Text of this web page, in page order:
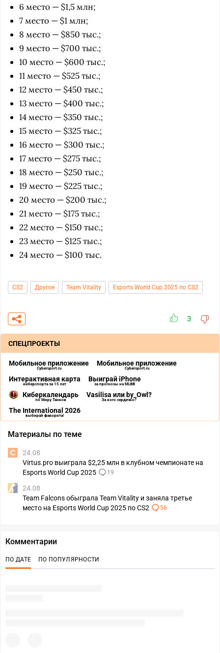
6 место — $1,5 млн;
7 место — $1 млн;
8 место — $850 тыс.;
9 место — $700 тыс.;
10 место — $600 тыс.;
11 место — $525 тыс.;
12 место — $450 тыс.;
13 место — $400 тыс.;
14 место — $350 тыс.;
15 место — $325 тыс.;
16 место — $300 тыс.;
17 место — $275 тыс.;
18 место — $250 тыс.;
19 место — $225 тыс.;
20 место — $200 тыс.;
21 место — $175 тыс.;
22 место — $150 тыс.;
23 место — $125 тыс.;
24 место — $100 тыс.
CS2 Другое Team Vitality Esports World Cup 2025 по CS2
3
СПЕЦПРОЕКТЫ
Мобильное приложение
Cybersport.ru
Мобильное приложение
Cybersport.ru
Интерактивная карта
киберспорта за 15 лет
Выиграй iPhone
за прогнозы на MLBB
Киберкалендарь
по Миру Танков
Vasilisa или by_Owl?
За кого сердечко?
The International 2026
выбирай фаворита!
Материалы по теме
24.08
Virtus.pro выиграла $2,25 млн в клубном чемпионате на
Esports World Cup 2025
19
24.08
Team Falcons обыграла Team Vitality и заняла третье
место на Esports World Cup 2025 по CS2
56
Комментарии
ПО ДАТЕ ПО ПОПУЛЯРНОСТИ